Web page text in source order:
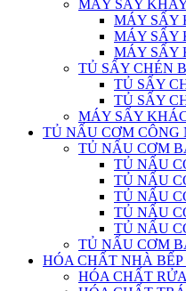
MÁY SẤY
MÁY SẤY
MÁY SẤY
MÁY SẤY
TỦ SẤY CHÉN
TỦ SẤY
TỦ SẤY
MÁY SẤY
TỦ NẤU CƠM CÔNG
TỦ NẤU CƠM
TỦ NẤU
TỦ NẤU
TỦ NẤU
TỦ NẤU
TỦ NẤU
TỦ NẤU CƠM
HÓA CHẤT NHÀ BẾP
HÓA CHẤT